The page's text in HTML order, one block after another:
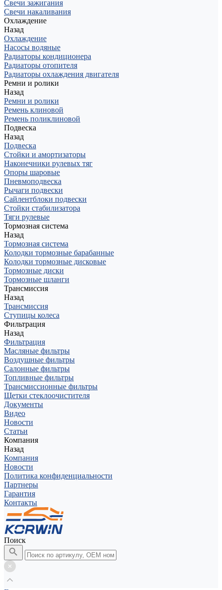
Свечи зажигания
Свечи накаливания
Охлаждение
Назад
Охлаждение
Насосы водяные
Радиаторы кондиционера
Радиаторы отопителя
Радиаторы охлаждения двигателя
Ремни и ролики
Назад
Ремни и ролики
Ремень клиновой
Ремень поликлиновой
Подвеска
Назад
Подвеска
Стойки и амортизаторы
Наконечники рулевых тяг
Опоры шаровые
Пневмоподвеска
Рычаги подвески
Сайлентблоки подвески
Стойки стабилизатора
Тяги рулевые
Тормозная система
Назад
Тормозная система
Колодки тормозные барабанные
Колодки тормозные дисковые
Тормозные диски
Тормозные шланги
Трансмиссия
Назад
Трансмиссия
Ступицы колеса
Фильтрация
Назад
Фильтрация
Масляные фильтры
Воздушные фильтры
Салонные фильтры
Топливные фильтры
Трансмиссионные фильтры
Щетки стеклоочистителя
Документы
Видео
Новости
Статьи
Компания
Назад
Компания
Новости
Политика конфиденциальности
Партнеры
Гарантия
Контакты
Поиск